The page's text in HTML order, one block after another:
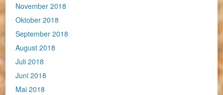
November 2018
Oktober 2018
September 2018
August 2018
Juli 2018
Juni 2018
Mai 2018